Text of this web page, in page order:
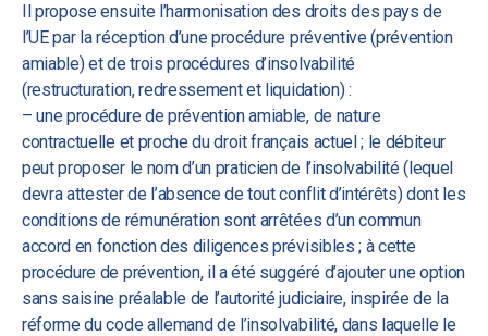
Il propose ensuite l’harmonisation des droits des pays de
l’UE par la réception d’une procédure préventive (prévention
amiable) et de trois procédures d’insolvabilité
(restructuration, redressement et liquidation) :
– une procédure de prévention amiable, de nature
contractuelle et proche du droit français actuel ; le débiteur
peut proposer le nom d’un praticien de l’insolvabilité (lequel
devra attester de l’absence de tout conflit d’intérêts) dont les
conditions de rémunération sont arrêtées d’un commun
accord en fonction des diligences prévisibles ; à cette
procédure de prévention, il a été suggéré d’ajouter une option
sans saisine préalable de l’autorité judiciaire, inspirée de la
réforme du code allemand de l’insolvabilité, dans laquelle le